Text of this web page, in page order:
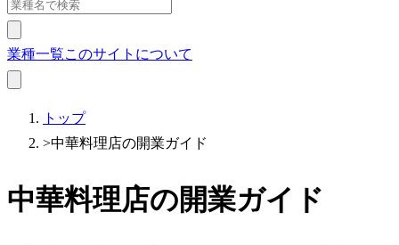
業種一覧このサイトについて
トップ
>中華料理店の開業ガイド
中華料理店の開業ガイド